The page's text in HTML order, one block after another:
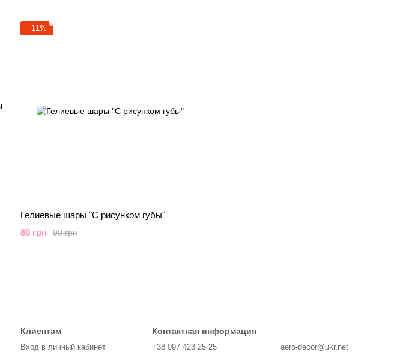
−11%
Гелиевые шары "С рисунком губы"
90 грн
80 грн
Клиентам
Вход в личный кабинет
Контактная информация
+38 097 423 25 25
aero-decor@ukr.net